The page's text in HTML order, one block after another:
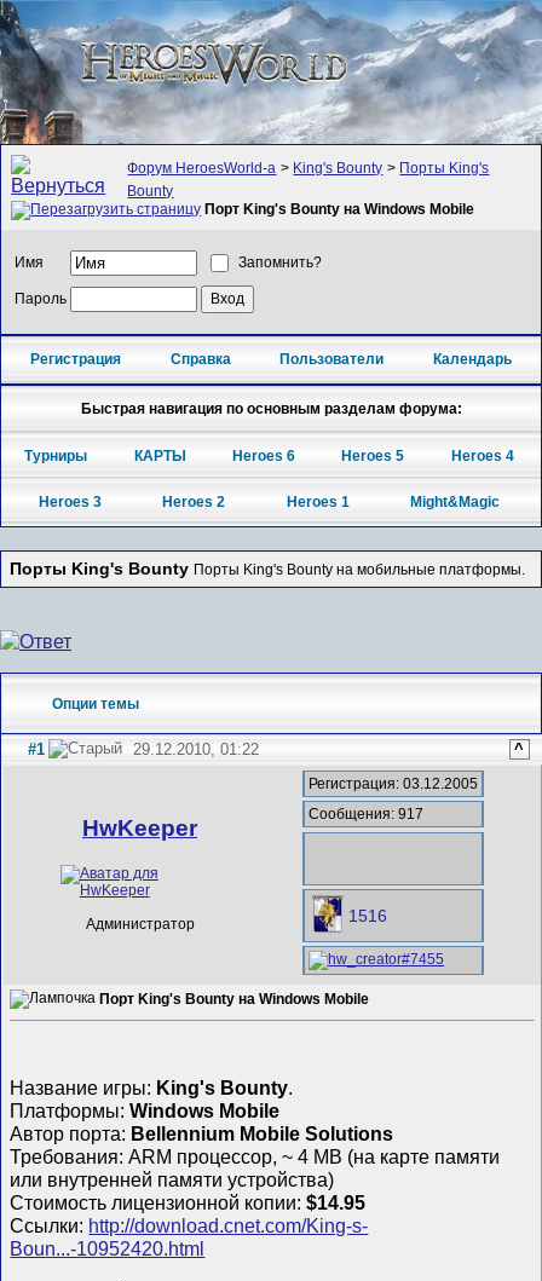
Форум HeroesWorld-а > King's Bounty > Порты King's
Bounty
Порт King's Bounty на Windows Mobile
Имя Запомнить?
Пароль
Регистрация Справка Пользователи Календарь
Быстрая навигация по основным разделам форума:
Турниры КАРТЫ Heroes 6 Heroes 5 Heroes 4
Heroes 3 Heroes 2 Heroes 1 Might&Magic
Порты King's Bounty Порты King's Bounty на мобильные платформы.
Опции темы
#1 29.12.2010, 01:22 ^
HwKeeper
Администратор
Регистрация: 03.12.2005
Сообщения: 917
1516
Порт King's Bounty на Windows Mobile
Название игры: King's Bounty.
Платформы:Windows Mobile
Автор порта: Bellennium Mobile Solutions
Требования: ARM процессор, ~ 4 MB (на карте памяти
или внутренней памяти устройства)
Стоимость лицензионной копии:$14.95
Ссылки: http://download.cnet.com/King-s-
Boun...-10952420.html